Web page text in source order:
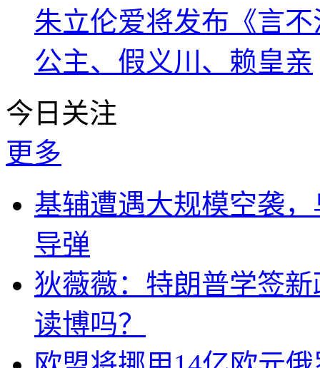
朱立伦爱将发布《言
公主、假义川、赖皇亲
今日关注
更多
基辅遭遇大规模空袭
导弹
狄薇薇：特朗普学签
读博吗？